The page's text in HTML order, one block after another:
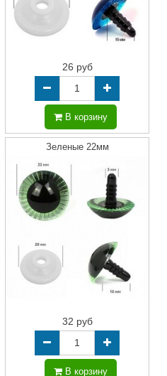
26 руб
В корзину
Зеленые 22мм
32 руб
В корзину